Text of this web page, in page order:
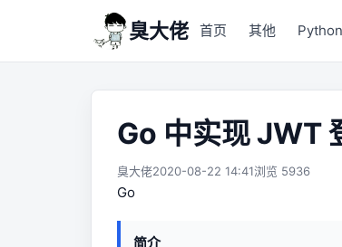
臭大佬 首页 其他 Python
Go 中实现 JWT
臭大佬2020-08-22 14:41浏览 5936
Go
简介